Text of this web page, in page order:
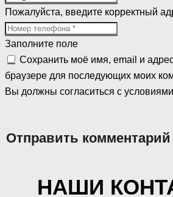
Пожалуйста, введите корректный
Заполните поле
Сохранить моё имя, email и
браузере для последующих моих
Вы должны согласиться с
Отправить комментарий
НАШИ